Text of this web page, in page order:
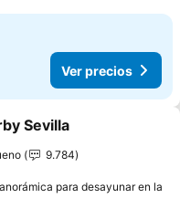
Ver precios
a favoritos
Sevilla
9.784
para desayunar en la